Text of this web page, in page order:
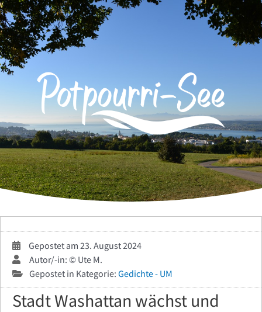
Zum
Inhalt
springen
Gepostet am 23. August 2024
Autor/-in: © Ute M.
Gepostet in Kategorie: Gedichte - UM
Stadt Washattan wächst und